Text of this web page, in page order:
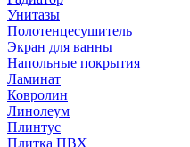
Унитазы
Полотенцесушитель
Экран для ванны
Напольные покрытия
Ламинат
Ковролин
Линолеум
Плинтус
Плитка ПВХ